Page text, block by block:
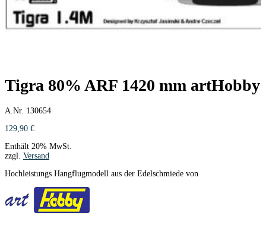
Tigra 80% ARF 1420 mm artHobby
A.Nr. 130654
129,90 €
Enthält 20% MwSt.
zzgl. Versand
Hochleistungs Hangflugmodell aus der Edelschmiede von